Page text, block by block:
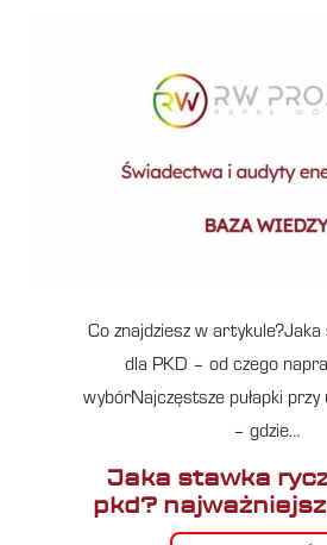
Co znajdziesz w artykule?Jaka
dla PKD – od czego
wybórNajczęstsze pułapki
– gdzie…
Jaka stawka
pkd?